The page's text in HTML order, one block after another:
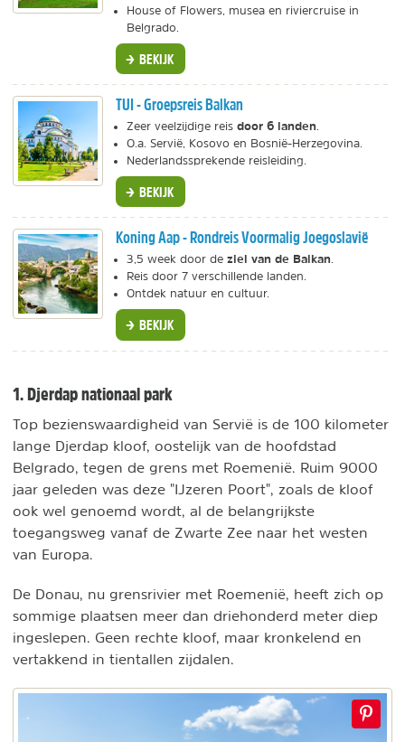
House of Flowers, musea en riviercruise in
Belgrado.
BEKIJK
TUI - Groepsreis Balkan
Zeer veelzijdige reis door 6 landen
O.a. Servië, Kosovo en Bosnië-Herzegovina.
Nederlandssprekende reisleiding.
BEKIJK
Koning Aap - Rondreis Voormalig Joegoslavië
3,5 week door de ziel van de Balkan
Reis door 7 verschillende landen.
Ontdek natuur en cultuur.
BEKIJK
1. Djerdap nationaal park
Top bezienswaardigheid van Servië is de 100 kilometer
lange Djerdap kloof, oostelijk van de hoofdstad
Belgrado, tegen de grens met Roemenië. Ruim 9000
jaar geleden was deze "IJzeren Poort", zoals de kloof
ook wel genoemd wordt, al de belangrijkste
toegangsweg vanaf de Zwarte Zee naar het westen
van Europa.
De Donau, nu grensrivier met Roemenië, heeft zich op
sommige plaatsen meer dan driehonderd meter diep
ingeslepen. Geen rechte kloof, maar kronkelend en
vertakkend in tientallen zijdalen.